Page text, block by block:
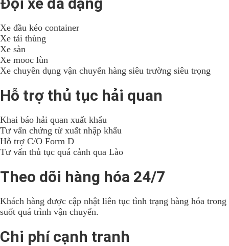
Xe đầu kéo container
Xe tải thùng
Xe sàn
Xe mooc lùn
Xe chuyên dụng vận chuyển hàng siêu trường siêu trọng
Hỗ trợ thủ tục hải quan
Khai báo hải quan xuất khẩu
Tư vấn chứng từ xuất nhập khẩu
Hỗ trợ C/O Form D
Tư vấn thủ tục quá cảnh qua Lào
Theo dõi hàng hóa 24/7
Khách hàng được cập nhật liên tục tình trạng hàng hóa trong
suốt quá trình vận chuyển.
Chi phí cạnh tranh